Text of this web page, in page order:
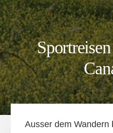
Ausser dem Wandern